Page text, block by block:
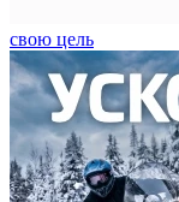
свою цель